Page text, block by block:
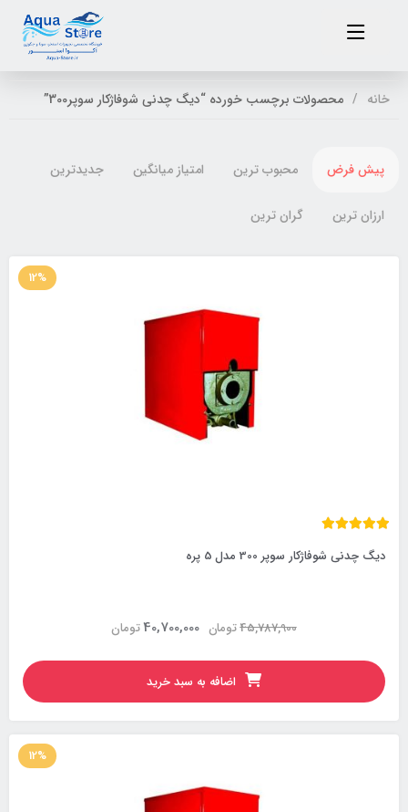
خانه محصولات برچسب خورده “دیگ چدنی شوفاژکار سوپر300”
پیش فرض محبوب ترین امتیاز میانگین جدیدترین
ارزان ترین گران ترین
12%
دیگ چدنی شوفاژکار سوپر 300 مدل 5 پره
تومان45,787,900 تومان40,700,000
اضافه به سبد خرید
12%